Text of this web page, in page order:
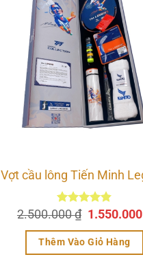
Vợt cầu lông Tiến Minh
Được xếp
hạng
5 sao
2.500.000₫ Giá
là:
2.500.000
Thêm Vào Giỏ Hàng